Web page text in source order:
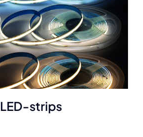
LED-strips